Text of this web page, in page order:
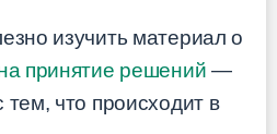
изучить материал о
принятие решений —
что происходит в